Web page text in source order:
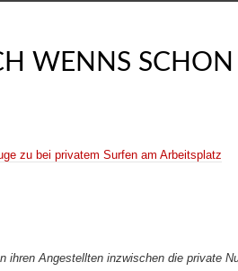
WENNS SCHON
zu bei privatem Surfen am Arbeitsplatz
ihren Angestellten inzwischen die private